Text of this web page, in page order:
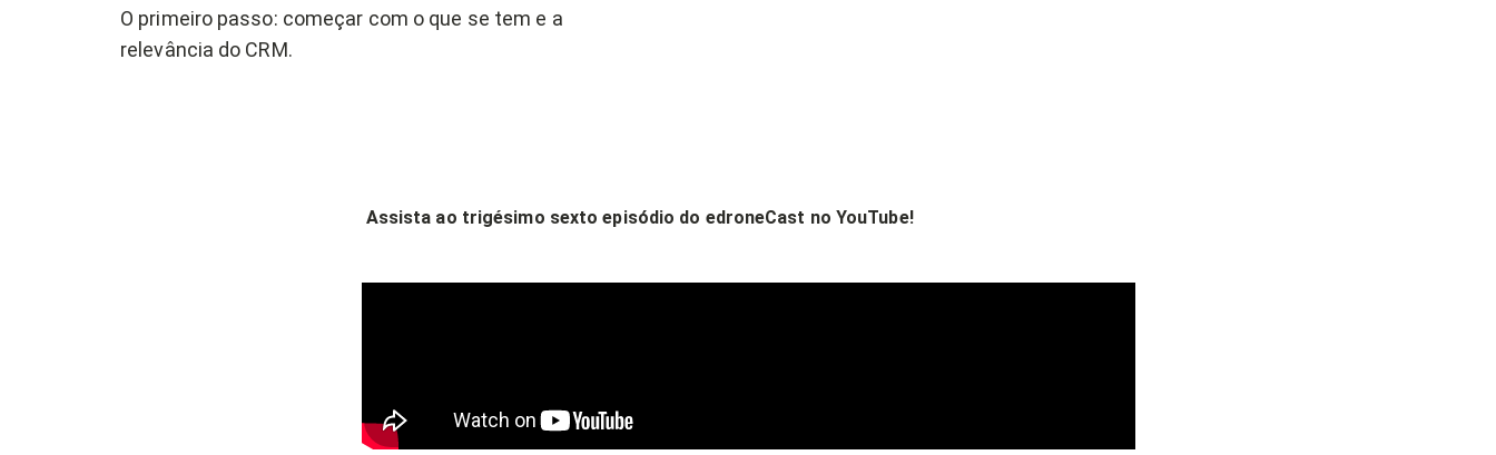
O primeiro passo: começar com o que se tem e a
relevância do CRM.
Assista ao trigésimo sexto episódio do edroneCast no YouTube!